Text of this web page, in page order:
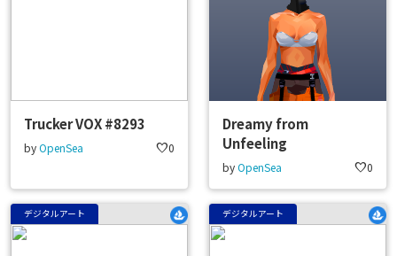
Trucker VOX #8293
byOpenSea favorite0
Dreamy from
Unfeeling
byOpenSea favorite0
デジタルアート デジタルアート